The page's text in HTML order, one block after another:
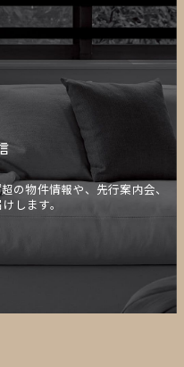
の物件情報や、先行案内会、
します。